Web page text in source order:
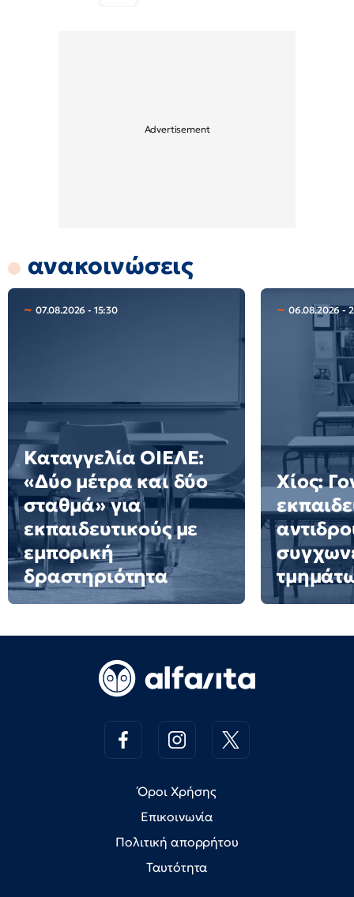
ανακοινώσεις
07.08.2026 - 15:30
Καταγγελία ΟΙΕΛΕ:
«Δύο μέτρα και δύο
σταθμά» για
εκπαιδευτικούς με
εμπορική
δραστηριότητα
06.08.2026 -
Χίος:
Όροι Χρήσης
Επικοινωνία
Πολιτική απορρήτου
Ταυτότητα